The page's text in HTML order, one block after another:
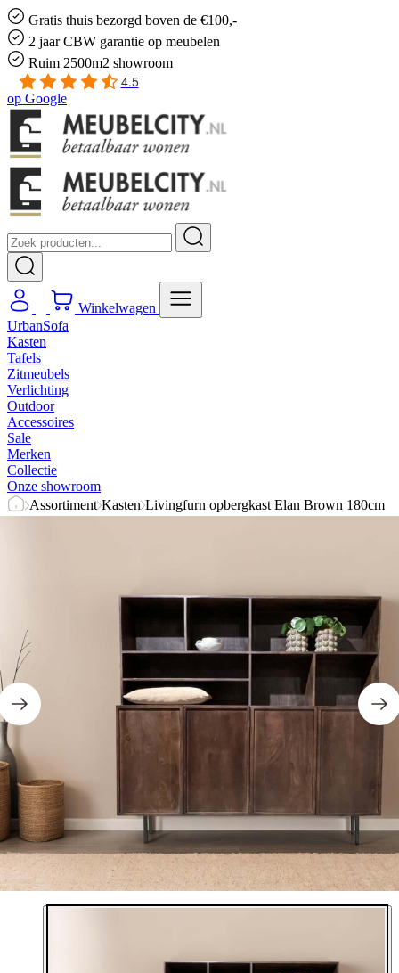
Gratis thuis bezorgd boven de €100,-
2 jaar CBW garantie op meubelen
Ruim 2500m2 showroom
4.5
op Google
Winkelwagen
UrbanSofa
Kasten
Tafels
Zitmeubels
Verlichting
Outdoor
Accessoires
Sale
Merken
Collectie
Onze showroom
Assortiment Kasten Livingfurn opbergkast Elan Brown 180cm